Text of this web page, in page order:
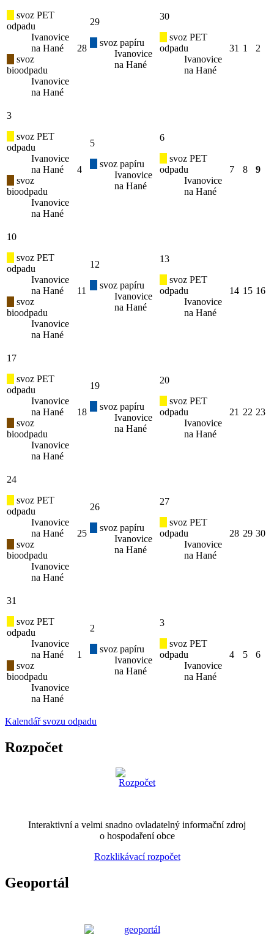
svoz PET
odpadu
Ivanovice
na Hané
svoz
bioodpadu
Ivanovice
na Hané
28
29
svoz papíru
Ivanovice
na Hané
30
svoz PET
odpadu
Ivanovice
na Hané
31 1 2
3
svoz PET
odpadu
Ivanovice
na Hané
svoz
bioodpadu
Ivanovice
na Hané
4
5
svoz papíru
Ivanovice
na Hané
6
svoz PET
odpadu
Ivanovice
na Hané
7 8 9
10
svoz PET
odpadu
Ivanovice
na Hané
svoz
bioodpadu
Ivanovice
na Hané
11
12
svoz papíru
Ivanovice
na Hané
13
svoz PET
odpadu
Ivanovice
na Hané
14 15 16
17
svoz PET
odpadu
Ivanovice
na Hané
svoz
bioodpadu
Ivanovice
na Hané
18
19
svoz papíru
Ivanovice
na Hané
20
svoz PET
odpadu
Ivanovice
na Hané
21 22 23
24
svoz PET
odpadu
Ivanovice
na Hané
svoz
bioodpadu
Ivanovice
na Hané
25
26
svoz papíru
Ivanovice
na Hané
27
svoz PET
odpadu
Ivanovice
na Hané
28 29 30
31
svoz PET
odpadu
Ivanovice
na Hané
svoz
bioodpadu
Ivanovice
na Hané
1
2
svoz papíru
Ivanovice
na Hané
3
svoz PET
odpadu
Ivanovice
na Hané
4 5 6
Kalendář svozu odpadu
Rozpočet
Interaktivní a velmi snadno ovladatelný informační zdroj
o hospodaření obce
Rozklikávací rozpočet
Geoportál